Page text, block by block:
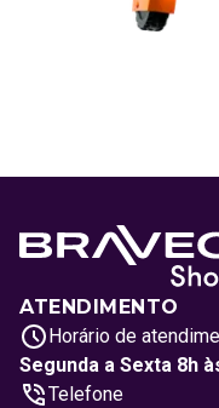
ATENDIMENTO
Horário de
Segunda a Sexta 8h
Telefone